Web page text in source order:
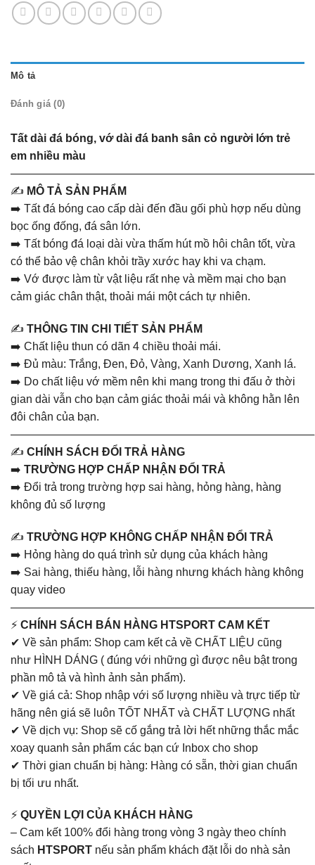
Mô tả
Đánh giá (0)
Tất dài đá bóng, vớ dài đá banh sân cỏ người lớn trẻ
em nhiều màu
✍️ MÔ TẢ SẢN PHẨM
➡️ Tất đá bóng cao cấp dài đến đầu gối phù hợp nếu dùng
bọc ống đống, đá sân lớn.
➡️ Tất bóng đá loại dài vừa thấm hút mồ hôi chân tốt, vừa
có thể bảo vệ chân khỏi trầy xước hay khi va chạm.
➡️ Vớ được làm từ vật liệu rất nhẹ và mềm mại cho bạn
cảm giác chân thật, thoải mái một cách tự nhiên.
✍️ THÔNG TIN CHI TIẾT SẢN PHẨM
➡️ Chất liệu thun có dãn 4 chiều thoải mái.
➡️ Đủ màu: Trắng, Đen, Đỏ, Vàng, Xanh Dương, Xanh lá.
➡️ Do chất liệu vớ mềm nên khi mang trong thi đấu ở thời
gian dài vẫn cho bạn cảm giác thoải mái và không hằn lên
đôi chân của bạn.
✍️ CHÍNH SÁCH ĐỔI TRẢ HÀNG
➡️ TRƯỜNG HỢP CHẤP NHẬN ĐỔI TRẢ
➡️ Đổi trả trong trường hợp sai hàng, hỏng hàng, hàng
không đủ số lượng
✍️ TRƯỜNG HỢP KHÔNG CHẤP NHẬN ĐỔI TRẢ
➡️ Hỏng hàng do quá trình sử dụng của khách hàng
➡️ Sai hàng, thiếu hàng, lỗi hàng nhưng khách hàng không
quay video
———————————————————————————
⚡ CHÍNH SÁCH BÁN HÀNG HTSPORT CAM KẾT
✔ Về sản phẩm: Shop cam kết cả về CHẤT LIỆU cũng
như HÌNH DÁNG ( đúng với những gì được nêu bật trong
phần mô tả và hình ảnh sản phẩm).
✔ Về giá cả: Shop nhập với số lượng nhiều và trực tiếp từ
hãng nên giá sẽ luôn TỐT NHẤT và CHẤT LƯỢNG nhất
✔ Về dịch vụ: Shop sẽ cố gắng trả lời hết những thắc mắc
xoay quanh sản phẩm các bạn cứ Inbox cho shop
✔ Thời gian chuẩn bị hàng: Hàng có sẵn, thời gian chuẩn
bị tối ưu nhất.
⚡ QUYỀN LỢI CỦA KHÁCH HÀNG
– Cam kết 100% đổi hàng trong vòng 3 ngày theo chính
sách HTSPORT nếu sản phẩm khách đặt lỗi do nhà sản